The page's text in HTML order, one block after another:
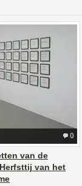
0
van de
van het